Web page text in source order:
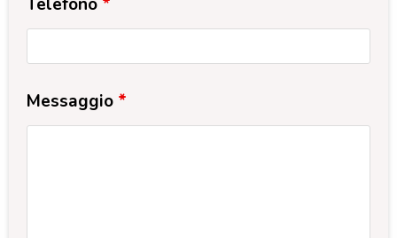
Messaggio *